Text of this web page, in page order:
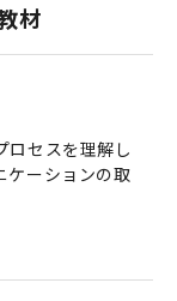
材
ロセスを理解し
ケーションの取